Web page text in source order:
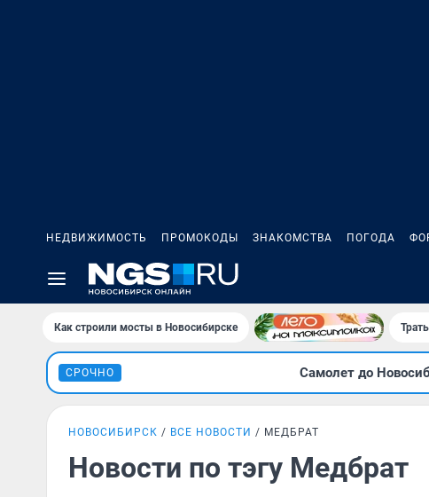
НЕДВИЖИМОСТЬ ПРОМОКОДЫ ЗНАКОМСТВА ПОГОДА
Как строили мосты в Новосибирске
СРОЧНО Самолет до
НОВОСИБИРСК ВСЕ НОВОСТИ МЕДБРАТ
Новости по тэгу Медбрат